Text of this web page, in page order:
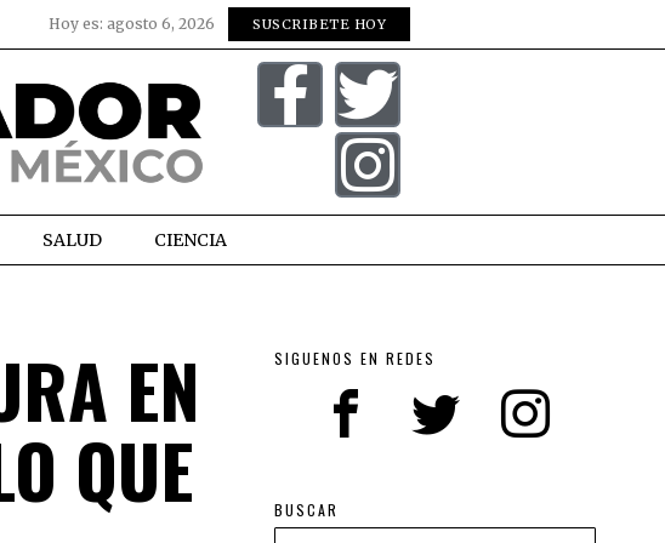
Hoy es: agosto 6, 2026 SUSCRIBETE HOY
SALUD CIENCIA
EN
QUE
SIGUENOS EN REDES
BUSCAR